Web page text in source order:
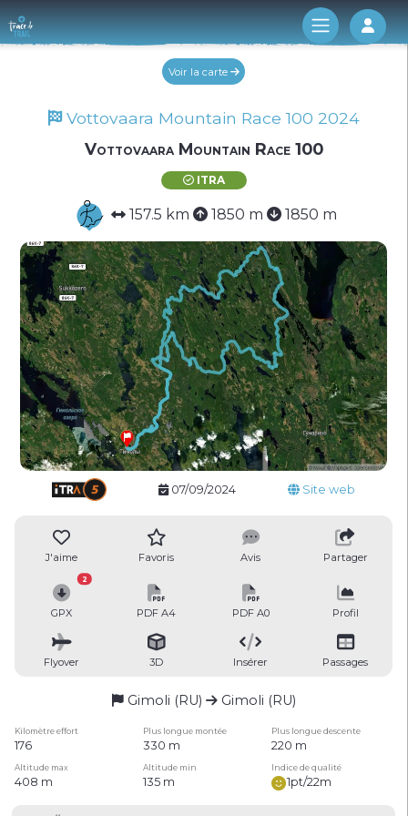
Log
Voir la carte
Vottovaara Mountain Race 100 2024
Vottovaara Mountain Race 100
ITRA
157.5 km 1850 m 1850 m
07/09/2024 Site web
J'aime Favoris Avis Partager
GPX
2
PDF A4 PDF A0 Profil
Flyover 3D Insérer Passages
Gimoli (RU) Gimoli (RU)
Kilomètre effort Plus longue montée Plus longue descente
176 330 m 220 m
Altitude max Altitude min Indice de qualité
408 m 135 m 1pt/22m